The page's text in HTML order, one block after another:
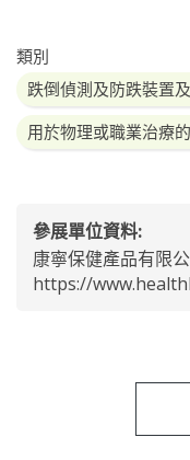
類別
跌倒偵測及防跌裝置
用於物理或職業治療
參展單位資料:
康寧保健產品有限
https://